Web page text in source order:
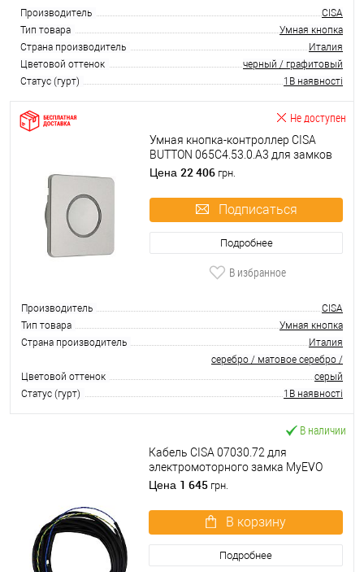
Производитель
CISA
Тип товара
Умная кнопка
Страна производитель
Италия
Цветовой оттенок
черный / графитовый
Статус (гурт)
1В наявності
Не доступен
Умная кнопка-контроллер CISA
BUTTON 065C4.53.0.A3 для замков
DOMO квадратная серая
Цена 22 406 грн.
Подписаться
Подробнее
В избранное
Производитель
CISA
Тип товара
Умная кнопка
Страна производитель
Италия
Цветовой оттенок
серебро / матовое серебро /
серый
Статус (гурт)
1В наявності
В наличии
Кабель CISA 07030.72 для
электромоторного замка MyEVO
для дверей с дистанционным
Цена 1 645 грн.
В корзину
Подробнее